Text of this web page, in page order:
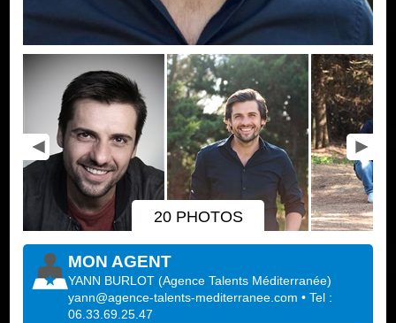
20 PHOTOS
MON AGENT
YANN BURLOT (Agence Talents Méditerranée)
yann@agence-talents-mediterranee.com • Tel :
06.33.69.25.47